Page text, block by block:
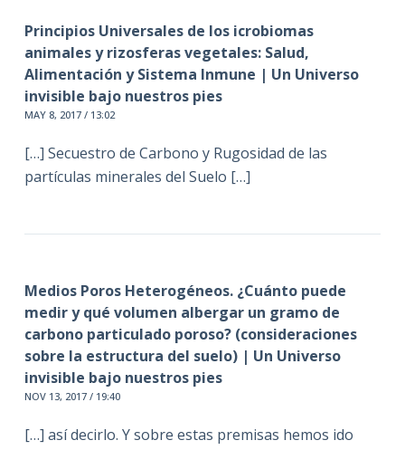
Principios Universales de los icrobiomas
animales y rizosferas vegetales: Salud,
Alimentación y Sistema Inmune | Un Universo
invisible bajo nuestros pies
MAY 8, 2017 / 13:02
[…] Secuestro de Carbono y Rugosidad de las
partículas minerales del Suelo […]
Medios Poros Heterogéneos. ¿Cuánto puede
medir y qué volumen albergar un gramo de
carbono particulado poroso? (consideraciones
sobre la estructura del suelo) | Un Universo
invisible bajo nuestros pies
NOV 13, 2017 / 19:40
[…] así decirlo. Y sobre estas premisas hemos ido